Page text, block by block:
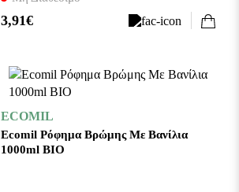
3,91€
ECOMIL
Ecomil Ρόφημα Βρώμης Με Βανίλια
1000ml BIO